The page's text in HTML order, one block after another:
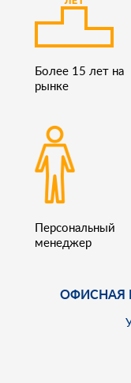
Более 15 лет на
рынке
Персональный
менеджер
ОФИСНАЯ